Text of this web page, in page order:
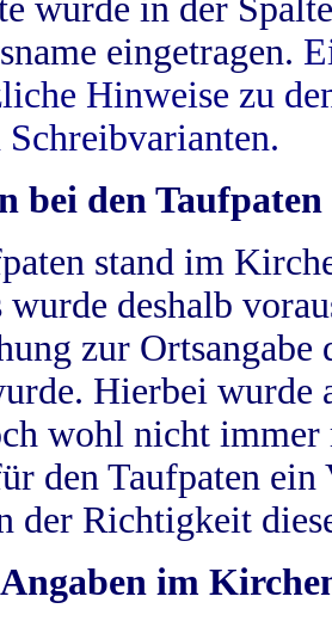
wurde in der
eingetragen.
Hinweise zu
bei den Taufpaten
stand im
deshalb
zur
Hierbei wurde
wohl nicht
den Taufpaten
der Richtigkeit
im